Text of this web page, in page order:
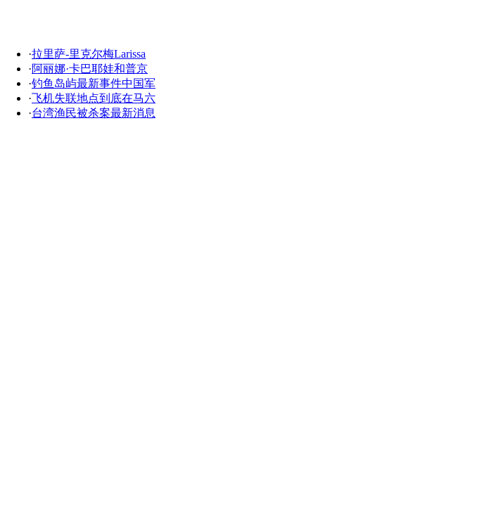
·拉里萨-里克尔梅Larissa
·阿丽娜·卡巴耶娃和普京
·钓鱼岛屿最新事件中国军
·飞机失联地点到底在马六
·台湾渔民被杀案最新消息